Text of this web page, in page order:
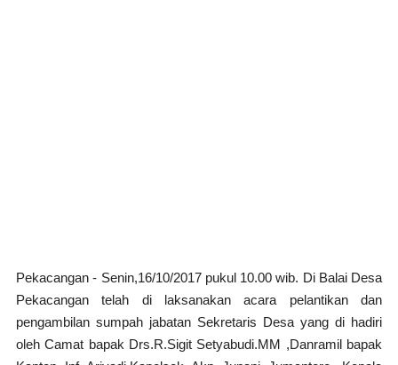
Pekacangan - Senin,16/10/2017 pukul 10.00 wib. Di Balai Desa
Pekacangan telah di laksanakan acara pelantikan dan
pengambilan sumpah jabatan Sekretaris Desa yang di hadiri
oleh Camat bapak Drs.R.Sigit Setyabudi.MM ,Danramil bapak